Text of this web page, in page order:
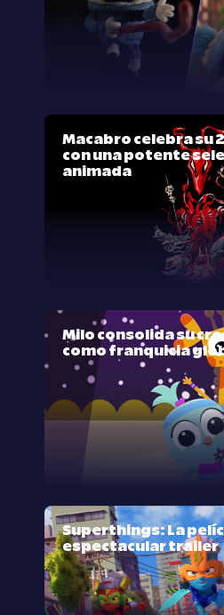
Macabro celebra su
con una potente
animada
Milo consolida su
como franquicia
Superthings: La
espectacular trailer